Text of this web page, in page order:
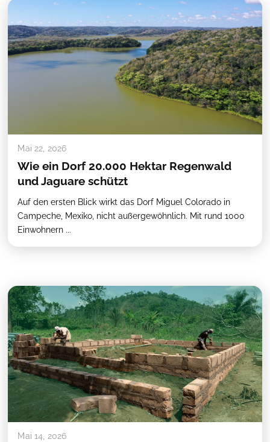
Mai 22, 2026
Wie ein Dorf 20.000 Hektar Regenwald
und Jaguare schützt
Auf den ersten Blick wirkt das Dorf Miguel Colorado in
Campeche, Mexiko, nicht außergewöhnlich. Mit rund 1000
Einwohnern ...
Mai 14, 2026